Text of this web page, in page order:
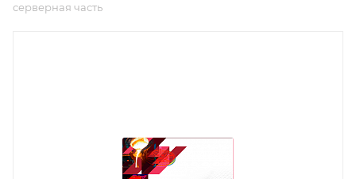
серверная часть